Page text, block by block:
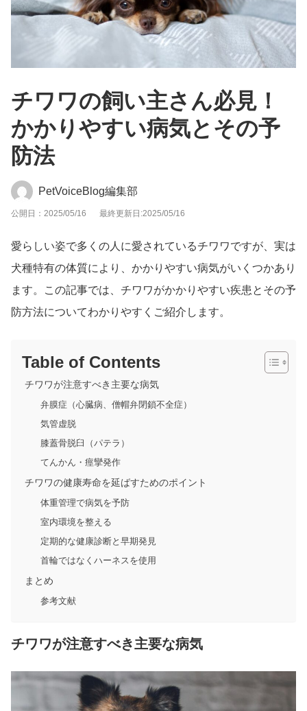
チワワの飼い主さん必見！
かかりやすい病気とその予
防法
PetVoiceBlog編集部
公開日：2025/05/16 最終更新日:2025/05/16
愛らしい姿で多くの人に愛されているチワワですが、実は
犬種特有の体質により、かかりやすい病気がいくつかあり
ます。この記事では、チワワがかかりやすい疾患とその予
防方法についてわかりやすくご紹介します。
Table of Contents
チワワが注意すべき主要な病気
弁膜症（心臓病、僧帽弁閉鎖不全症）
気管虚脱
膝蓋骨脱臼（パテラ）
てんかん・痙攣発作
チワワの健康寿命を延ばすためのポイント
体重管理で病気を予防
室内環境を整える
定期的な健康診断と早期発見
首輪ではなくハーネスを使用
まとめ
参考文献
チワワが注意すべき主要な病気